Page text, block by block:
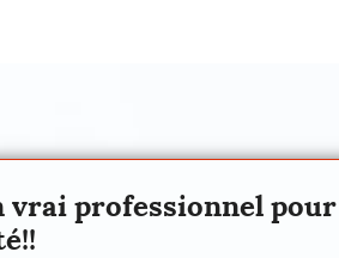
vrai professionnel